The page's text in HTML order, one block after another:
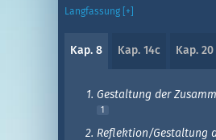
Langfassung [+]
Kap. 8 Kap. 14c Kap. 20
1. Gestaltung der
1
2. Reflektion/Gestaltung